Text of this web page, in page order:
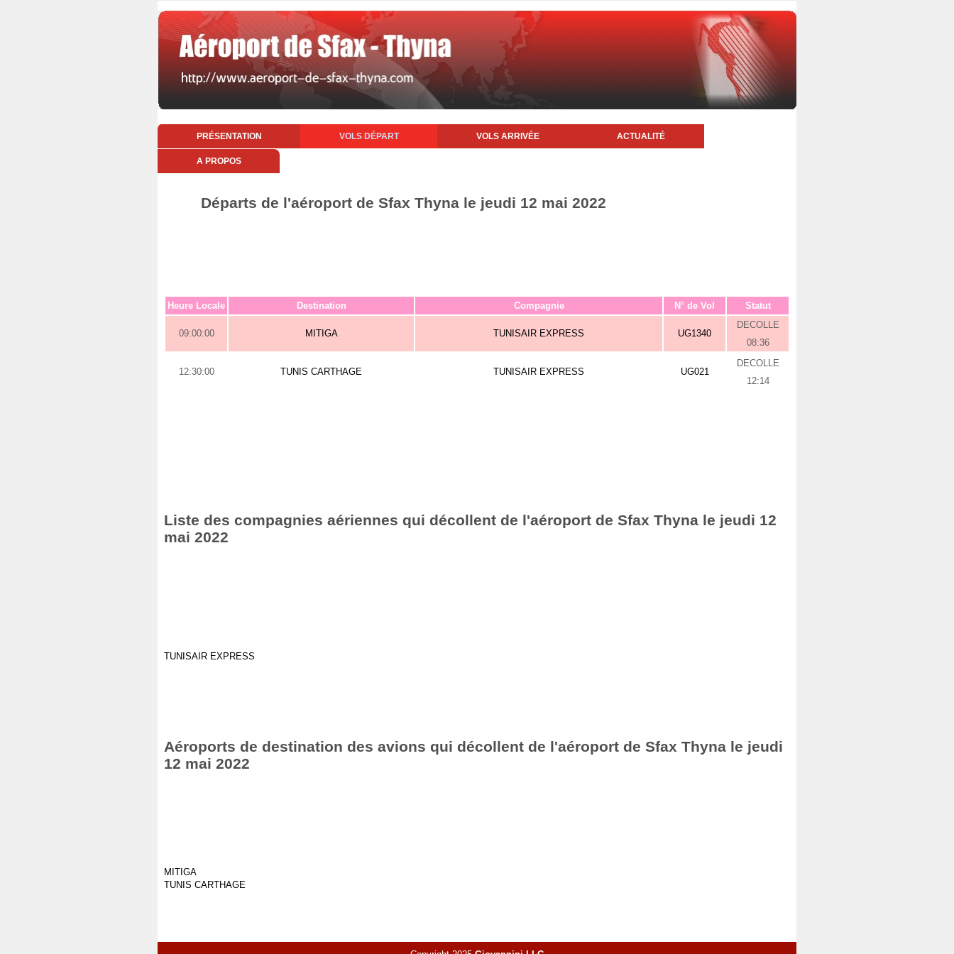
PRÉSENTATION VOLS DÉPART VOLS ARRIVÉE ACTUALITÉ
A PROPOS
Départs de l'aéroport de Sfax Thyna le jeudi 12 mai 2022
Heure Locale Destination Compagnie N° de Vol Statut
09:00:00 MITIGA TUNISAIR EXPRESS UG1340
DECOLLE
08:36
12:30:00 TUNIS CARTHAGE TUNISAIR EXPRESS UG021
DECOLLE
12:14
Liste des compagnies aériennes qui décollent de l'aéroport de Sfax Thyna le jeudi 12
mai 2022
TUNISAIR EXPRESS
Aéroports de destination des avions qui décollent de l'aéroport de Sfax Thyna le jeudi
12 mai 2022
MITIGA
TUNIS CARTHAGE